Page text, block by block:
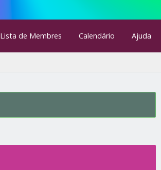
Lista de Membres Calendário Ajuda